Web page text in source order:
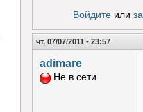
Войдитеили
чт, 07/07/2011 - 23:57
adimare
Не в сети